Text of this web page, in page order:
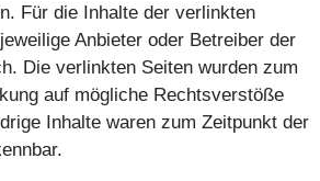
Für die Inhalte der verlinkten
Anbieter oder Betreiber der
Die verlinkten Seiten wurden zum
auf mögliche Rechtsverstöße
Inhalte waren zum Zeitpunkt der